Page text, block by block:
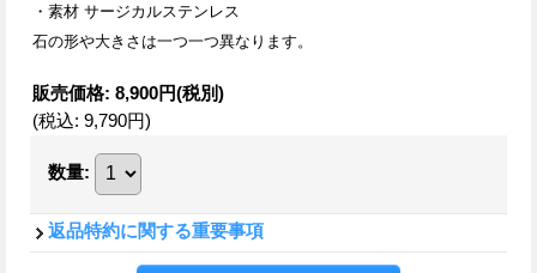
・素材 サージカルステンレス
石の形や大きさは一つ一つ異なります。
販売価格: 8,900円(税別)
(税込: 9,790円)
数量:
返品特約に関する重要事項